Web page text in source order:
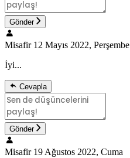
Gönder
Misafir 12 Mayıs 2022, Perşembe
İyi...
Cevapla
Gönder
Misafir 19 Ağustos 2022, Cuma